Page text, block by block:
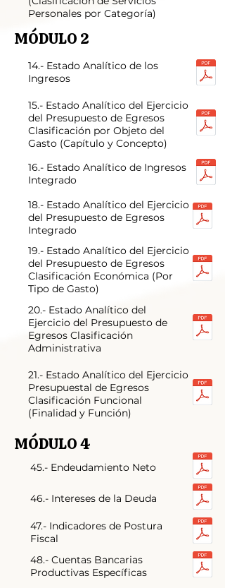
Personales por Categoría)
MÓDULO 2
14.- Estado Analítico de los
Ingresos
15.- Estado Analítico del Ejercicio
del Presupuesto de Egresos
Clasificación por Objeto del
Gasto (Capítulo y Concepto)
16.- Estado Analítico de Ingresos
Integrado
18.- Estado Analítico del Ejercicio
del Presupuesto de Egresos
Integrado
19.- Estado Analítico del Ejercicio
del Presupuesto de Egresos
Clasificación Económica (Por
Tipo de Gasto)
20.- Estado Analítico del
Ejercicio del Presupuesto de
Egresos Clasificación
Administrativa
21.- Estado Analítico del Ejercicio
Presupuestal de Egresos
Clasificación Funcional
(Finalidad y Función)
MÓDULO 4
45.- Endeudamiento Neto
46.- Intereses de la Deuda
47.- Indicadores de Postura
Fiscal
48.- Cuentas Bancarias
Productivas Específicas